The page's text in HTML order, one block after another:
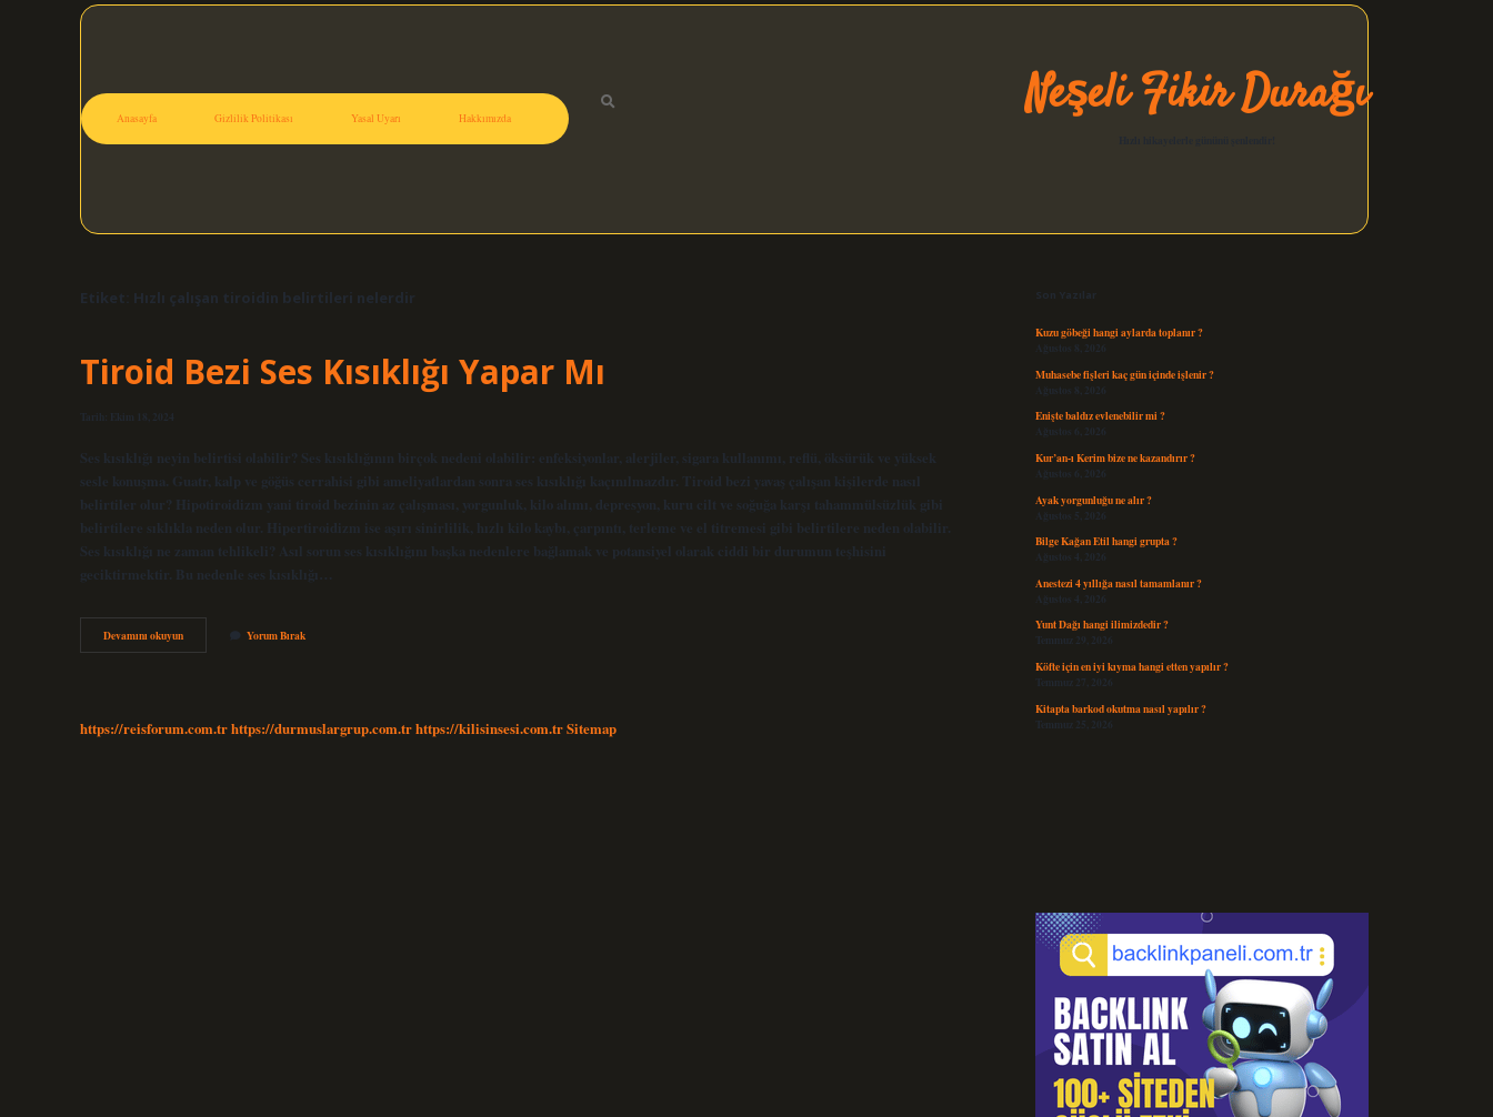
Anasayfa Gizlilik Politikası Yasal Uyarı Hakkımızda Neşeli Fikir Durağı
Etiket: Hızlı çalışan tiroidin belirtileri nelerdir
Tiroid Bezi Ses Kısıklığı Yapar Mı
Tarih: Ekim 18, 2024
Ses kısıklığı neyin belirtisi olabilir? Ses kısıklığının birçok nedeni olabilir: enfeksiyonlar, alerjiler, sigara kullanımı, reflü, öksürük ve yüksek
sesle konuşma. Guatr, kalp ve göğüs cerrahisi gibi ameliyatlardan sonra ses kısıklığı kaçınılmazdır. Tiroid bezi yavaş çalışan kişilerde nasıl
belirtiler olur? Hipotiroidizm yani tiroid bezinin az çalışması, yorgunluk, kilo alımı, depresyon, kuru cilt ve soğuğa karşı tahammülsüzlük gibi
belirtilere sıklıkla neden olur. Hipertiroidizm ise aşırı sinirlilik, hızlı kilo kaybı, çarpıntı, terleme ve el titremesi gibi belirtilere neden olabilir.
Ses kısıklığı ne zaman tehlikeli? Asıl sorun ses kısıklığını başka nedenlere bağlamak ve potansiyel olarak ciddi bir durumun teşhisini
geciktirmektir. Bu nedenle ses kısıklığı…
Devamını okuyunTiroid
Bezi
Yorum Bırak
https://reisforum.com.trhttps://durmuslargrup.com.trhttps://kilisinsesi.com.trSitemap
Son Yazılar
Kuzu göbeği hangi aylarda toplanır ?
Ağustos 8, 2026
Muhasebe fişleri kaç gün içinde işlenir ?
Ağustos 8, 2026
Enişte baldız evlenebilir mi ?
Ağustos 6, 2026
Kur’an-ı Kerim bize ne kazandırır ?
Ağustos 6, 2026
Ayak yorgunluğu ne alır ?
Ağustos 5, 2026
Bilge Kağan Etil hangi grupta ?
Ağustos 4, 2026
Anestezi 4 yıllığa nasıl tamamlanır ?
Ağustos 4, 2026
Yunt Dağı hangi ilimizdedir ?
Temmuz 29, 2026
Köfte için en iyi kıyma hangi etten yapılır ?
Temmuz 27, 2026
Kitapta barkod okutma nasıl yapılır ?
Temmuz 25, 2026